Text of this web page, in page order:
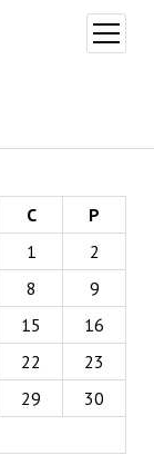
aç
C
P
1
2
8
9
15
16
22
23
29
30